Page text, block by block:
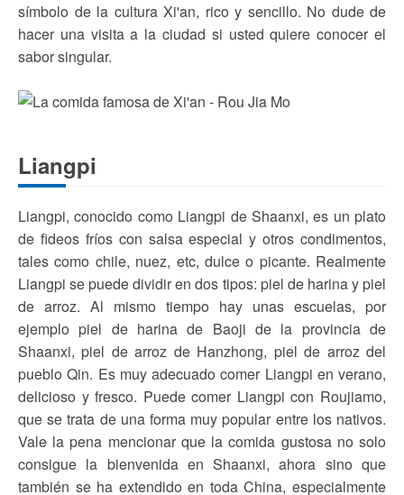
símbolo de la cultura Xi'an, rico y sencillo. No dude de
hacer una visita a la ciudad si usted quiere conocer el
sabor singular.
Liangpi
Liangpi, conocido como Liangpi de Shaanxi, es un plato
de fideos fríos con salsa especial y otros condimentos,
tales como chile, nuez, etc, dulce o picante. Realmente
Liangpi se puede dividir en dos tipos: piel de harina y piel
de arroz. Al mismo tiempo hay unas escuelas, por
ejemplo piel de harina de Baoji de la provincia de
Shaanxi, piel de arroz de Hanzhong, piel de arroz del
pueblo Qin. Es muy adecuado comer Liangpi en verano,
delicioso y fresco. Puede comer Liangpi con Roujiamo,
que se trata de una forma muy popular entre los nativos.
Vale la pena mencionar que la comida gustosa no solo
consigue la bienvenida en Shaanxi, ahora sino que
también se ha extendido en toda China, especialmente